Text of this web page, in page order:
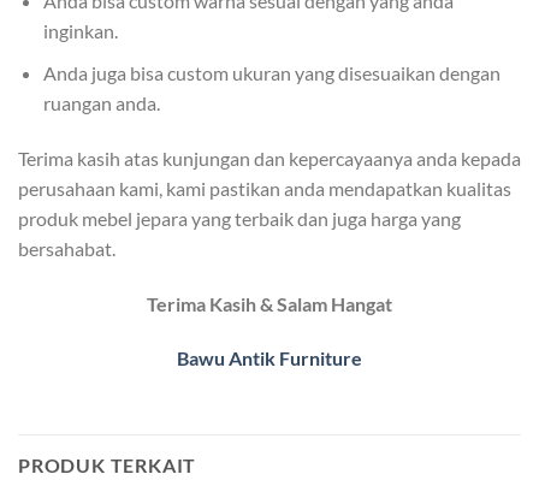
inginkan.
Anda juga bisa custom ukuran yang disesuaikan dengan
ruangan anda.
Terima kasih atas kunjungan dan kepercayaanya anda kepada
perusahaan kami, kami pastikan anda mendapatkan kualitas
produk mebel jepara yang terbaik dan juga harga yang
bersahabat.
Terima Kasih & Salam Hangat
Bawu Antik Furniture
PRODUK TERKAIT